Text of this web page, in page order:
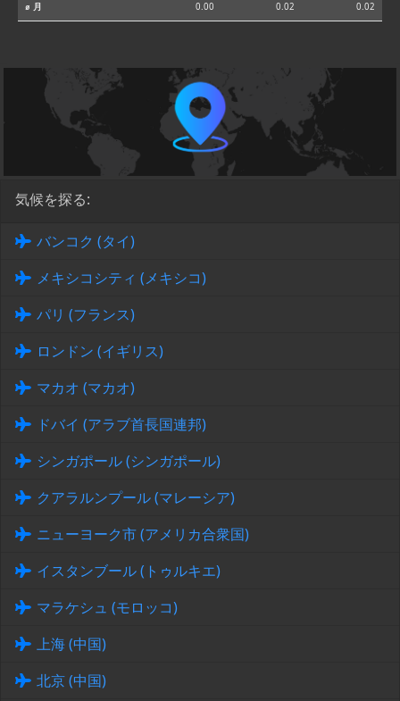
⌀ 月 0.00 0.02 0.02
気候を探る:
バンコク (タイ)
メキシコシティ (メキシコ)
パリ (フランス)
ロンドン (イギリス)
マカオ (マカオ)
ドバイ (アラブ首長国連邦)
シンガポール (シンガポール)
クアラルンプール (マレーシア)
ニューヨーク市 (アメリカ合衆国)
イスタンブール (トゥルキエ)
マラケシュ (モロッコ)
上海 (中国)
北京 (中国)